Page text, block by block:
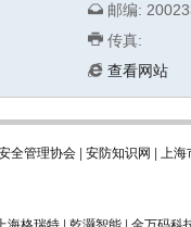
邮编:
传真:
查看网站
全管理协会 安防知识网 上海